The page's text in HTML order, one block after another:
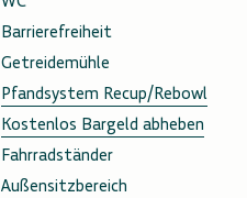
Barrierefreiheit
Getreidemühle
Pfandsystem Recup/Rebowl
Kostenlos Bargeld abheben
Fahrradständer
Außensitzbereich